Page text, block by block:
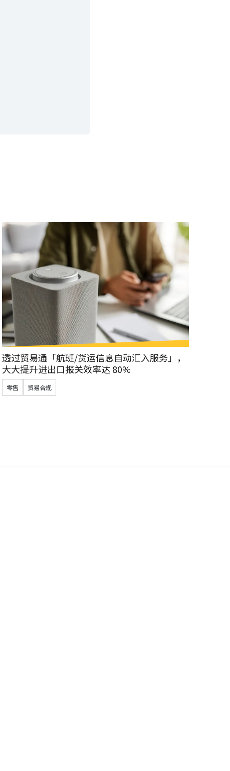
透过贸易通「航班/货运信息自动汇入服务」，
大大提升进出口报关效率达 80%
零售 贸易合规